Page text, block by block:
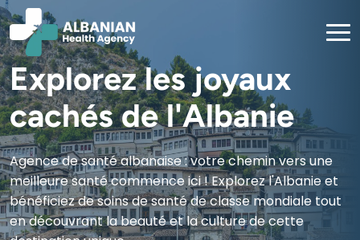
Explorez les joyaux
cachés de l'Albanie
Agence de santé albanaise : votre chemin vers une
meilleure santé commence ici ! Explorez l'Albanie et
bénéficiez de soins de santé de classe mondiale tout
en découvrant la beauté et la culture de cette